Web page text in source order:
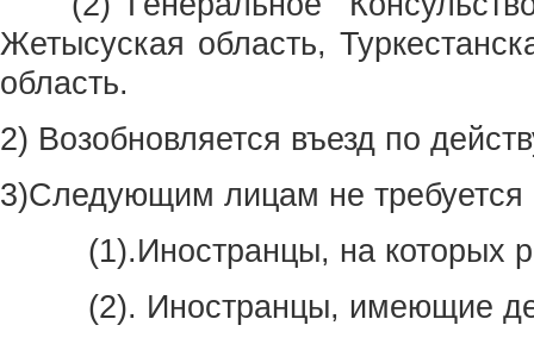
Жетысуская область,
область.
2) Возобновляется въезд по
3)Следующим лицам не
(1).Иностранцы, на которых
(2). Иностранцы, имеющие